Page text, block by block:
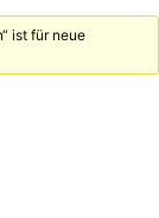
ist für neue